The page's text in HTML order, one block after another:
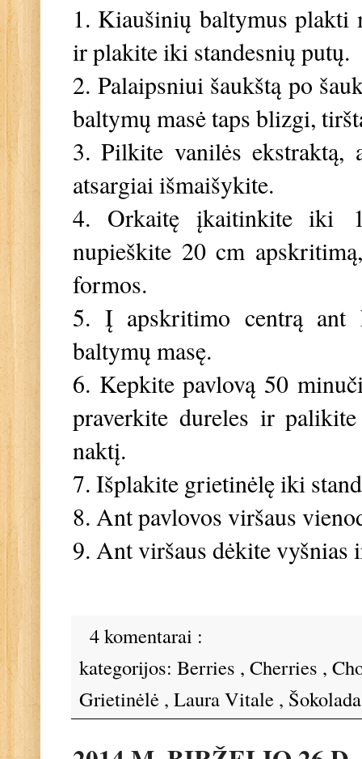
1. Kiaušinių baltymus plakti
ir plakite iki standesnių putų.
2. Palaipsniui šaukštą po
baltymų masė taps blizgi,
3. Pilkite vanilės ekstraktą,
atsargiai išmaišykite.
4. Orkaitę įkaitinkite iki
nupieškite 20 cm
formos.
5. Į apskritimo centrą ant
baltymų masę.
6. Kepkite pavlovą 50
praverkite dureles ir
naktį.
7. Išplakite grietinėlę iki
8. Ant pavlovos viršaus
9. Ant viršaus dėkite vyšnias
4 komentarai :
kategorijos: Berries , Cherries ,
Grietinėlė , Laura Vitale ,